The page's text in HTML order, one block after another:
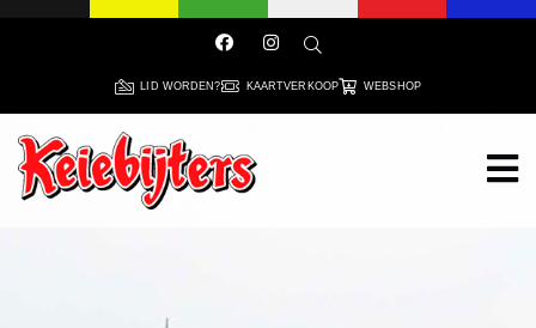
LID WORDEN? KAARTVERKOOP WEBSHOP